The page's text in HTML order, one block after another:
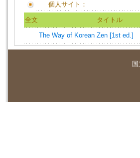
個人サイト：
全文 タイトル
The Way of Korean Zen [1st ed.]